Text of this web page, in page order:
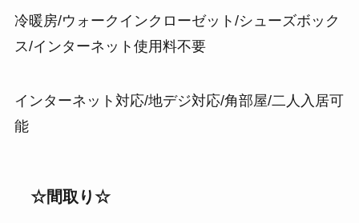
冷暖房/ウォークインクローゼット/シューズボック
ス/インターネット使用料不要
インターネット対応/地デジ対応/角部屋/二人入居可
能
☆間取り☆